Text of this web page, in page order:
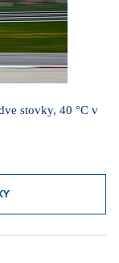
stovky, 40 °C v